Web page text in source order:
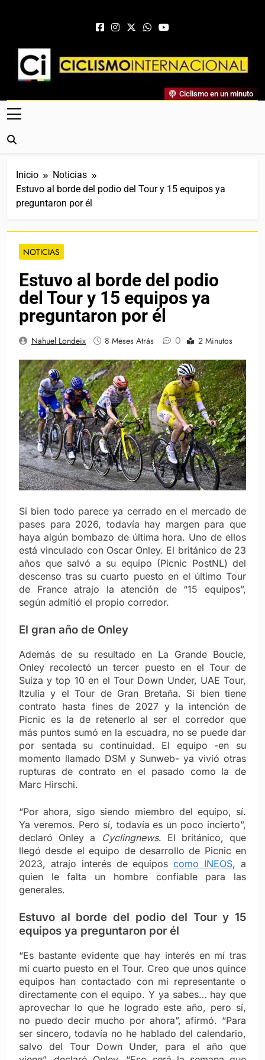
Ciclismo Internacional
Web Dedicada Al Ciclismo Mundial. Entrevistas, Análisis,
Crónicas, Previas Y Más. La Web Ciclista De Referencia.
Ciclismo en un minuto
Inicio
Noticias
Estuvo al borde del podio del Tour y 15 equipos ya
preguntaron por él
NOTICIAS
Estuvo al borde del podio
del Tour y 15 equipos ya
preguntaron por él
Nahuel Londeix 8 Meses Atrás 0 2 Minutos
Si bien todo parece ya cerrado en el mercado de
pases para 2026, todavía hay margen para que
haya algún bombazo de última hora. Uno de ellos
está vinculado con Oscar Onley. El británico de 23
años que salvó a su equipo (Picnic PostNL) del
descenso tras su cuarto puesto en el último Tour
de France atrajo la atención de “15 equipos”,
según admitió el propio corredor.
El gran año de Onley
Además de su resultado en La Grande Boucle,
Onley recolectó un tercer puesto en el Tour de
Suiza y top 10 en el Tour Down Under, UAE Tour,
Itzulia y el Tour de Gran Bretaña. Si bien tiene
contrato hasta fines de 2027 y la intención de
Picnic es la de retenerlo al ser el corredor que
más puntos sumó en la escuadra, no se puede dar
por sentada su continuidad. El equipo -en su
momento llamado DSM y Sunweb- ya vivió otras
rupturas de contrato en el pasado como la de
Marc Hirschi.
“Por ahora, sigo siendo miembro del equipo, sí.
Ya veremos. Pero sí, todavía es un poco incierto”,
declaró Onley a
Cyclingnews. El británico, que
llegó desde el equipo de desarrollo de Picnic en
2023, atrajo interés de equiposcomo INEOS, a
quien le falta un hombre confiable para las
generales.
Estuvo al borde del podio del Tour y 15
equipos ya preguntaron por él
“Es bastante evidente que hay interés en mí tras
mi cuarto puesto en el Tour. Creo que unos quince
equipos han contactado con mi representante o
directamente con el equipo. Y ya sabes… hay que
aprovechar lo que he logrado este año, pero sí,
no puedo decir mucho por ahora”, afirmó. “Para
ser sincero, todavía no he hablado del calendario,
salvo del Tour Down Under, para el año que